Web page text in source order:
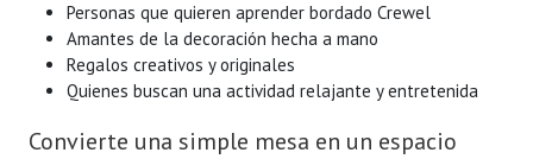
Personas que quieren aprender bordado Crewel
Amantes de la decoración hecha a mano
Regalos creativos y originales
Quienes buscan una actividad relajante y entretenida
Convierte una simple mesa en un espacio